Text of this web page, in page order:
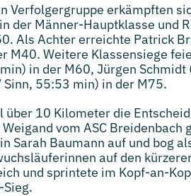
Verfolgergruppe erkämpften
der Männer-Hauptklasse und
Als Achter erreichte Patrick
M40. Weitere Klassensiege
in der M60, Jürgen
Sinn, 55:53 min) in der M75.
über 10 Kilometer die
vom ASC
Sarah Baumann auf und bog
auf den
und sprintete im Kopf-an-
Sieg.